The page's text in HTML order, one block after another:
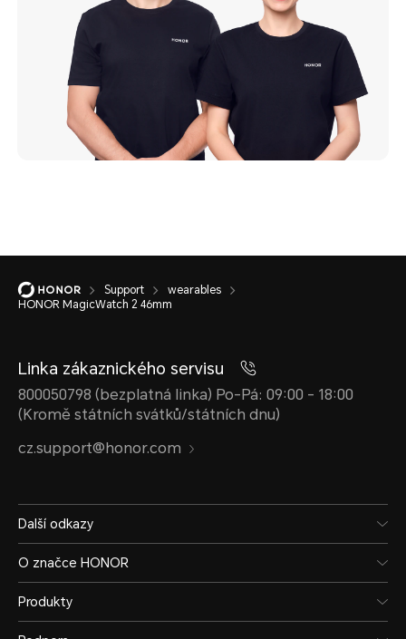
Support
wearables
HONOR MagicWatch 2 46mm
Linka zákaznického servisu
800050798 (bezplatná linka) Po-Pá: 09:00 - 18:00
(Kromě státních svátků/státních dnu)
cz.support@honor.com
Další odkazy
O značce HONOR
Produkty